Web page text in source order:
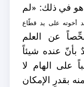
هو في ذلك: «لم
أخوته على يد قطّاع
عن العلم
بأنّ عنده شيئاً
على الهام لا
بقدرِ الإمكان